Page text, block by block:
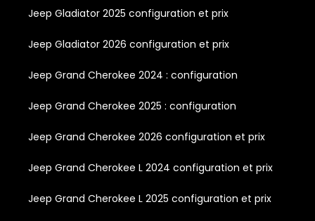
Jeep Gladiator 2025 configuration et prix
Jeep Gladiator 2026 configuration et prix
Jeep Grand Cherokee 2024 : configuration
Jeep Grand Cherokee 2025 : configuration
Jeep Grand Cherokee 2026 configuration et prix
Jeep Grand Cherokee L 2024 configuration et prix
Jeep Grand Cherokee L 2025 configuration et prix